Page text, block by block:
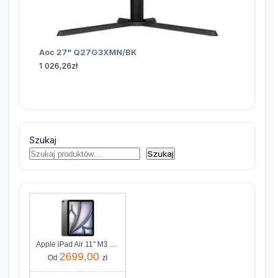
Aoc 27" Q27G3XMN/BK
1 026,26zł
Szukaj
Szukaj
Apple iPad Air 11" M3 128GB Wi-Fi Gwiezdna Szarość (MC9W4HCA)
Od 2699,00 zł